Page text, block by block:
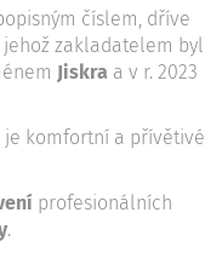
číslem, dříve
zakladatelem byl
Jiskra a v r. 2023
je komfortní a přívětivé
profesionálních
.